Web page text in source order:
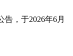
告，于2026年6月